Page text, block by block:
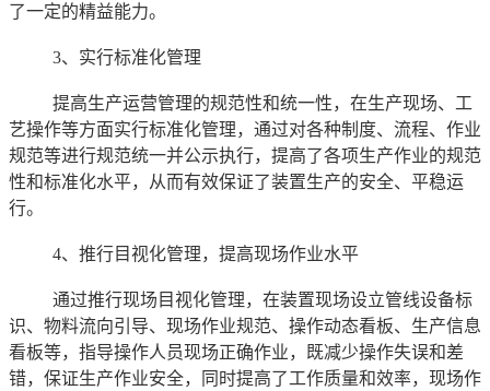
了一定的精益能力。
3、实行标准化管理
提高生产运营管理的规范性和统一性，在生产现场、工
艺操作等方面实行标准化管理，通过对各种制度、流程、作业
规范等进行规范统一并公示执行，提高了各项生产作业的规范
性和标准化水平，从而有效保证了装置生产的安全、平稳运
行。
4、推行目视化管理，提高现场作业水平
通过推行现场目视化管理，在装置现场设立管线设备标
识、物料流向引导、现场作业规范、操作动态看板、生产信息
看板等，指导操作人员现场正确作业，既减少操作失误和差
错，保证生产作业安全，同时提高了工作质量和效率，现场作